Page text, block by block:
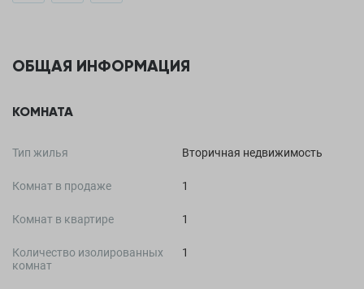
ОБЩАЯ ИНФОРМАЦИЯ
КОМНАТА
Тип жилья Вторичная недвижимость
Комнат в продаже 1
Комнат в квартире 1
Количество изолированных
комнат
1